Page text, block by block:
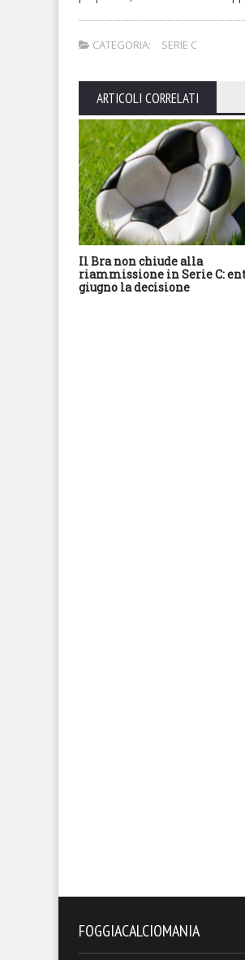
CATEGORIA: SERIE C
ARTICOLI CORRELATI
Il Bra non chiude alla
riammissione in Serie C:
giugno la decisione
FOGGIACALCIOMANIA